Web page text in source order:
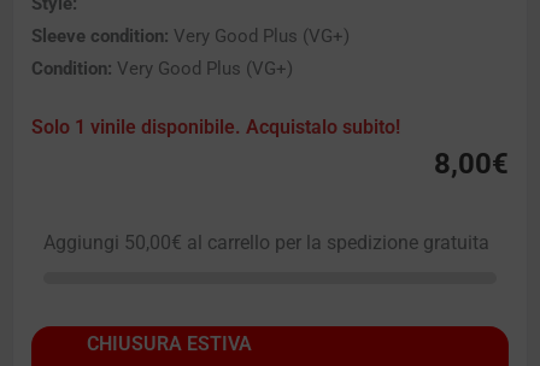
Sleeve condition: Very Good Plus (VG+)
Condition: Very Good Plus (VG+)
Solo 1 vinile disponibile. Acquistalo subito!
8,00€
Aggiungi 50,00€ al carrello per la spedizione gratuita
CHIUSURA ESTIVA